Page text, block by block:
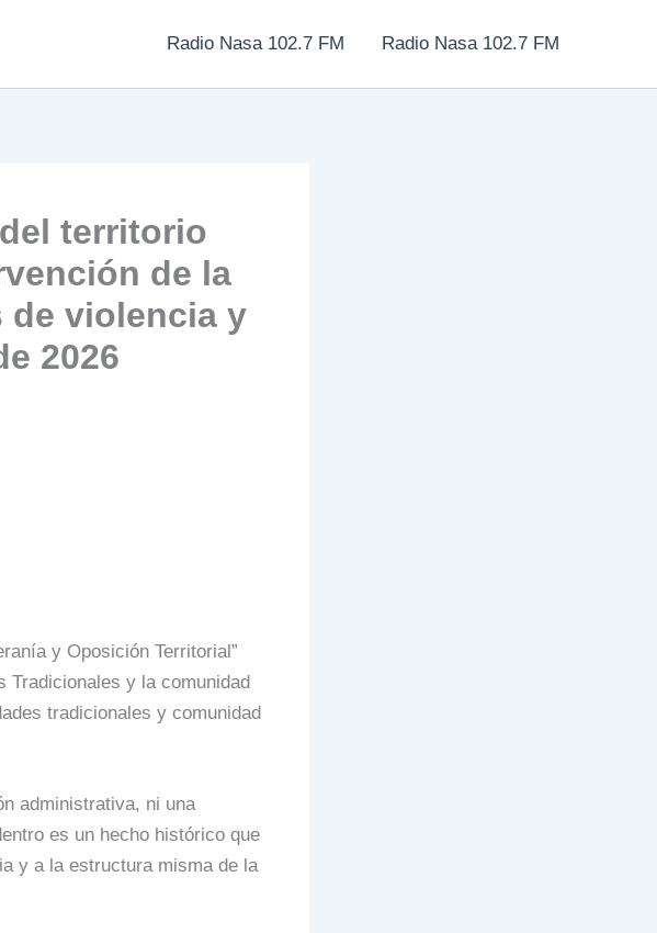
Radio Nasa 102.7 FM Radio Nasa 102.7 FM
territorio
de la
de violencia y
2026
y Oposición Territorial”
Tradicionales y la comunidad
tradicionales y comunidad
administrativa, ni una
es un hecho histórico que
y a la estructura misma de la